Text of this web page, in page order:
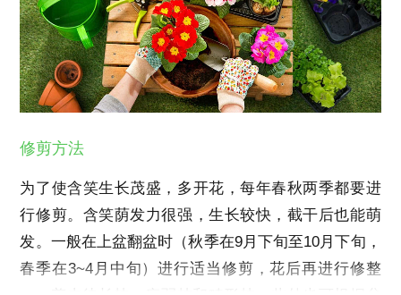
修剪方法
为了使含笑生长茂盛，多开花，每年春秋两季都要进
行修剪。含笑荫发力很强，生长较快，截干后也能萌
发。一般在上盆翻盆时（秋季在9月下旬至10月下旬，
春季在3~4 月中旬）进行适当修剪，花后再进行修整